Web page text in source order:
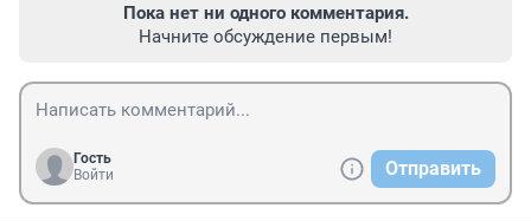
Пока нет ни одного комментария.
Начните обсуждение первым!
Гость
Войти
Отправить